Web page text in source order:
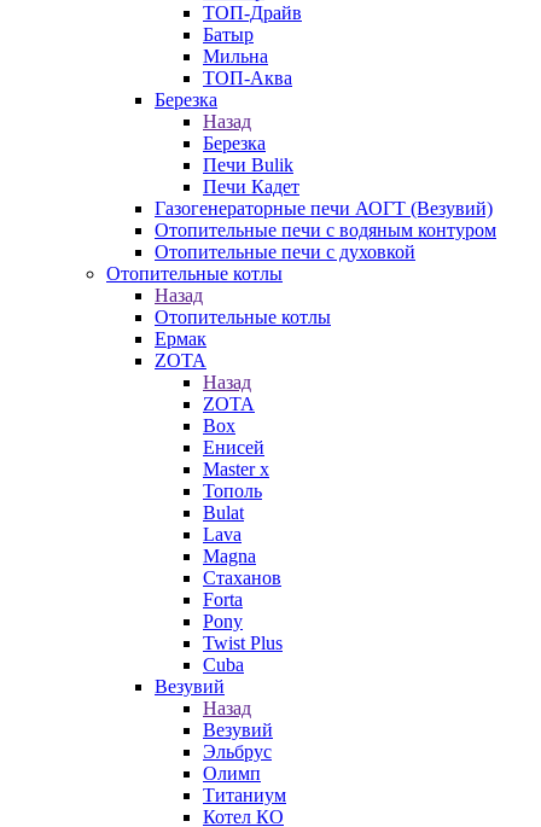
ТОП-Драйв
Батыр
Мильна
ТОП-Аква
Березка
Назад
Березка
Печи Bulik
Печи Кадет
Газогенераторные печи АОГТ (Везувий)
Отопительные печи с водяным контуром
Отопительные печи с духовкой
Отопительные котлы
Назад
Отопительные котлы
Ермак
ZOTA
Назад
ZOTA
Box
Енисей
Master x
Тополь
Bulat
Lava
Magna
Стаханов
Forta
Pony
Twist Plus
Cuba
Везувий
Назад
Везувий
Эльбрус
Олимп
Титаниум
Котел КО